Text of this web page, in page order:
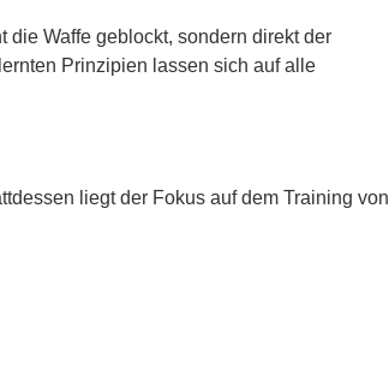
Waffe geblockt, sondern direkt der
Prinzipien lassen sich auf alle
liegt der Fokus auf dem Training von